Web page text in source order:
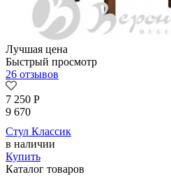
Лучшая цена
Быстрый просмотр
26 отзывов
7 250 Р
9 670
Стул Классик
в наличии
Купить
Каталог товаров